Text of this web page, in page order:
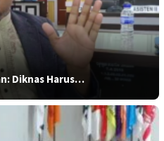
Diknas Harus…